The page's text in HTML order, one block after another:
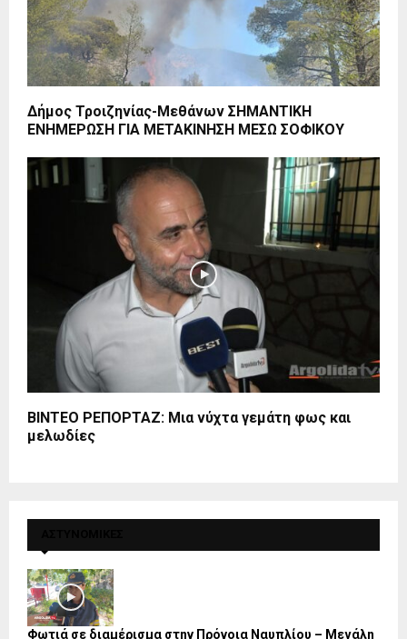
Δήμος Τροιζηνίας-Μεθάνων ΣΗΜΑΝΤΙΚΗ
ΕΝΗΜΕΡΩΣΗ ΓΙΑ ΜΕΤΑΚΙΝΗΣΗ ΜΕΣΩ ΣΟΦΙΚΟΥ
ΒΙΝΤΕΟ ΡΕΠΟΡΤΑΖ: Μια νύχτα γεμάτη φως και
μελωδίες
Φωτιά σε διαμέρισμα στην Πρόνοια Ναυπλίου – Μεγάλη